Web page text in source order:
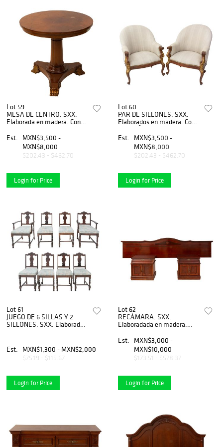
Lot 59
MESA DE CENTRO. SXX.
Elaborada en madera. Con
anillado y soportes tipo
garra. Decorada con esmalte
dorado.
Est.
MXN$3,500 -
MXN$8,000
$202.43 - $462.70
Login for Price
Lot 60
PAR DE SILLONES. SXX.
Elaborados en madera. Con
beige. Respaldos cerrados,
asientos acojinados.
Est.
MXN$3,500 -
MXN$8,000
$202.43 - $462.70
Login for Price
Lot 61
JUEGO DE 6 SILLAS Y 2
SILLONES. SXX. Elaborados
"H" y soportes torneados.
Est. MXN$1,300 - MXN$2,000
$75.19 - $115.67
Login for Price
Lot 62
RECÁMARA. SXX.
Elaboradada en madera.
molduras. Par de burós con
cubiertas rectangulares,
cajones.
Est.
MXN$3,000 -
MXN$10,000
$173.51 - $578.37
Login for Price